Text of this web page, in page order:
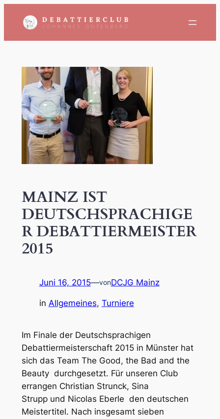
Inhalt
MAINZ IST
DEUTSCHSPRACHIGE
R DEBATTIERMEISTER
2015
Juni 16, 2015—vonDCJG Mainz
in Allgemeines, Turniere
Im Finale der Deutschsprachigen
Debattiermeisterschaft 2015 in Münster hat
sich das Team The Good, the Bad and the
Beauty durchgesetzt. Für unseren Club
errangen Christian Strunck, Sina
Strupp und Nicolas Eberle den deutschen
Meistertitel. Nach insgesamt sieben